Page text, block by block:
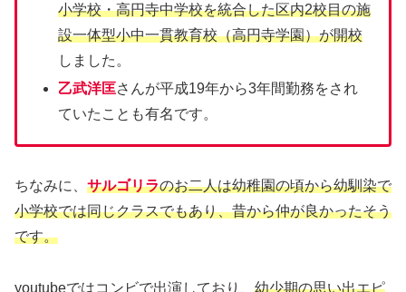
小学校・高円寺中学校を統合した区内2校目の施
設一体型小中一貫教育校（高円寺学園）が開校
しました。
乙武洋匡さんが平成19年から3年間勤務をされ
ていたことも有名です。
ちなみに、 サルゴリラのお二人は幼稚園の頃から幼馴染で
小学校では同じクラスでもあり、昔から仲が良かったそう
です。
youtubeではコンビで出演しており、 幼少期の思い出エピ